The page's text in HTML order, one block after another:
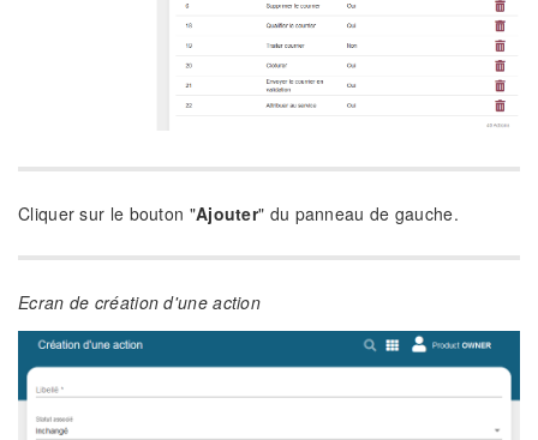
Cliquer sur le bouton "Ajouter" du panneau de gauche.
Ecran de création d'une action